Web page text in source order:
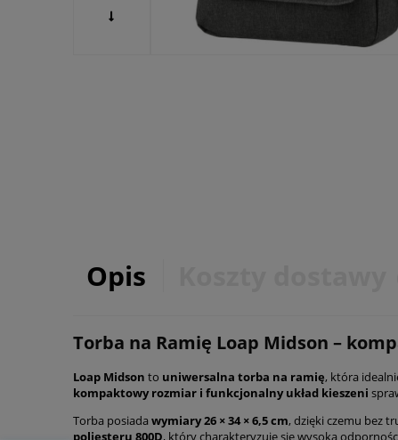
Opis
Torba na Ramię Loap Midson –
Loap Midson to uniwersalna torba na ramię, która
kompaktowy rozmiar i funkcjonalny układ kieszeni
Torba posiada wymiary 26 × 34 × 6,5 cm, dzięki czemu bez
poliesteru 800D, który charakteryzuje się wysoką